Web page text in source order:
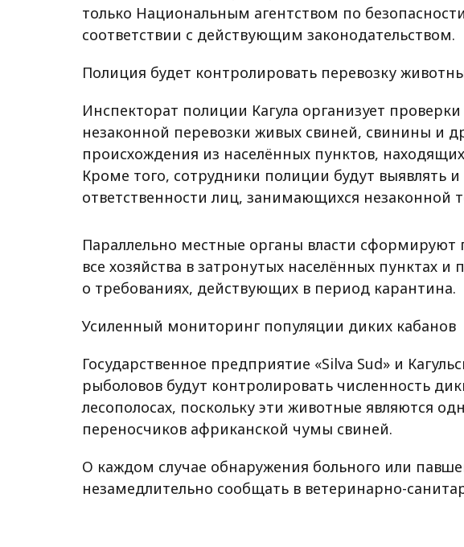
только Национальным агентством по
соответствии с действующим законодательством.
Полиция будет контролировать перевозку
Инспекторат полиции Кагула организует
незаконной перевозки живых свиней, свинины и
происхождения из населённых пунктов,
Кроме того, сотрудники полиции будут выявлять и
ответственности лиц, занимающихся незаконной
Параллельно местные органы власти сформируют
все хозяйства в затронутых населённых пунктах
о требованиях, действующих в период карантина.
Усиленный мониторинг популяции диких кабанов
Государственное предприятие «Silva Sud» и
рыболовов будут контролировать численность
лесополосах, поскольку эти животные являются
переносчиков африканской чумы свиней.
О каждом случае обнаружения больного или
незамедлительно сообщать в ветеринарно-